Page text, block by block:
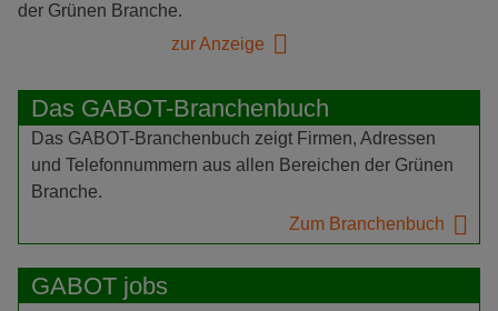
der Grünen Branche.
zur Anzeige
Das GABOT-Branchenbuch
Das GABOT-Branchenbuch zeigt Firmen, Adressen
und Telefonnummern aus allen Bereichen der Grünen
Branche.
Zum Branchenbuch
GABOT jobs